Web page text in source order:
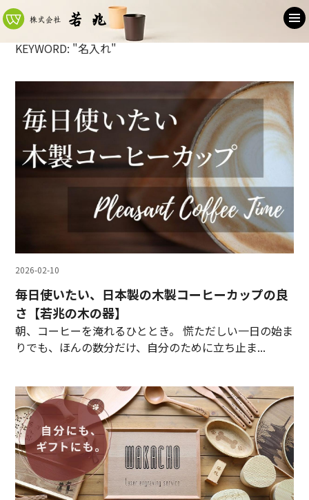
KEYWORD: "名入れ"
2026-02-10
毎日使いたい、日本製の木製コーヒーカップの良
さ【若兆の木の器】
朝、コーヒーを淹れるひととき。 慌ただしい一日の始ま
りでも、ほんの数分だけ、自分のために立ち止ま...